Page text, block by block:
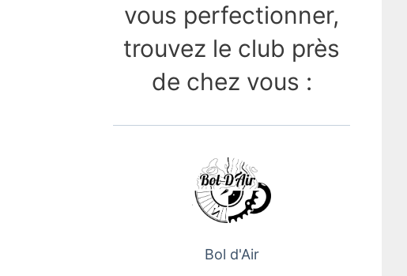
vous perfectionner,
trouvez le club près
de chez vous :
Bol d'Air